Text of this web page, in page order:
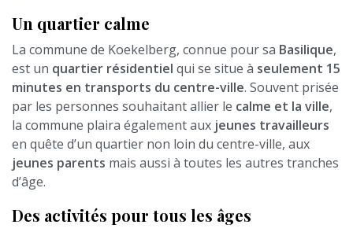
Un quartier calme
La commune de Koekelberg, connue pour sa Basilique,
est un quartier résidentiel qui se situe à seulement 15
minutes en transports du centre-ville. Souvent prisée
par les personnes souhaitant allier le calme et la ville,
la commune plaira également aux jeunes travailleurs
en quête d’un quartier non loin du centre-ville, aux
jeunes parents mais aussi à toutes les autres tranches
d’âge.
Des activités pour tous les âges